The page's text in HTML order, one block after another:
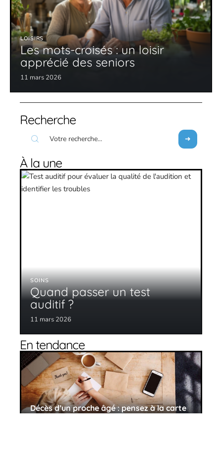
LOISIRS
Les mots-croisés : un loisir
apprécié des seniors
11 mars 2026
Recherche
À la une
SOINS
Quand passer un test
auditif ?
11 mars 2026
En tendance
Décès d’un proche âgé : pensez à la carte
de remerciement